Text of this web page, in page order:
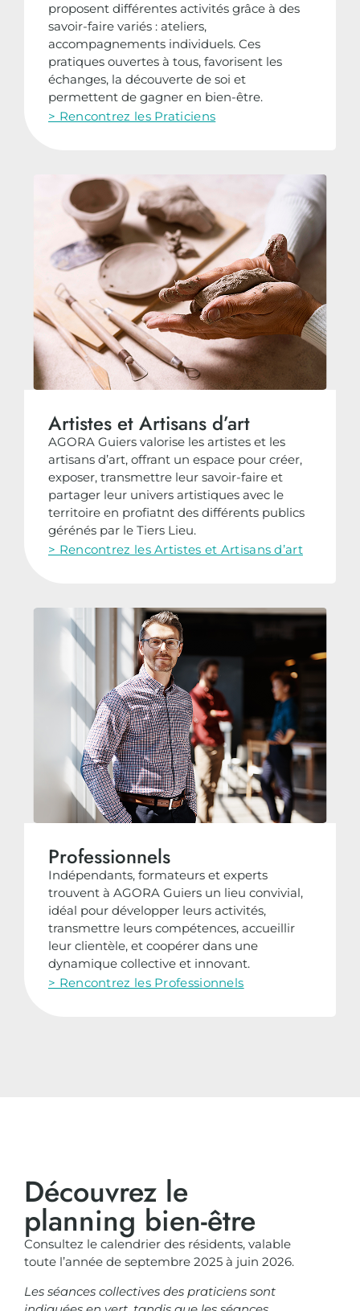
proposent différentes activités grâce à des
savoir-faire variés : ateliers,
accompagnements individuels. Ces
pratiques ouvertes à tous, favorisent les
échanges, la découverte de soi et
permettent de gagner en bien-être.
> Rencontrez les Praticiens
Artistes et Artisans d’art
AGORA Guiers valorise les artistes et les
artisans d’art, offrant un espace pour créer,
exposer, transmettre leur savoir-faire et
partager leur univers artistiques avec le
territoire en profiatnt des différents publics
gérénés par le Tiers Lieu.
> Rencontrez les Artistes et Artisans d’art
Professionnels
Indépendants, formateurs et experts
trouvent à AGORA Guiers un lieu convivial,
idéal pour développer leurs activités,
transmettre leurs compétences, accueillir
leur clientèle, et coopérer dans une
dynamique collective et innovant.
> Rencontrez les Professionnels
Découvrez le
planning bien-être
Consultez le calendrier des résidents, valable
toute l’année de septembre 2025 à juin 2026.
Les séances collectives des praticiens sont